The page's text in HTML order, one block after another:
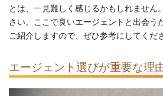
とは、一見難しく感じるかもしれません
さい。ここで良いエージェントと出会う
ご紹介しますので、ぜひ参考にしてくだ
エージェント選びが重要な理